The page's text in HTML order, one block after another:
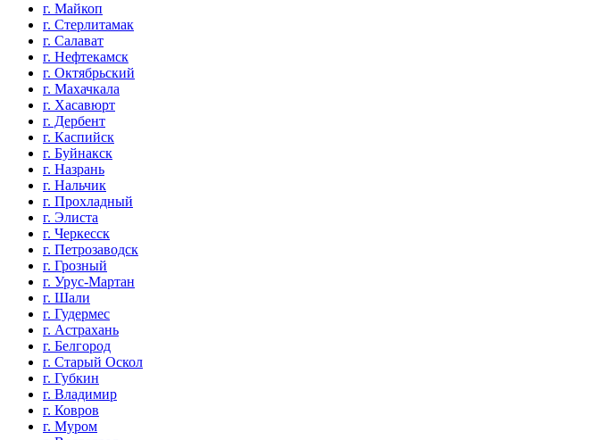
г. Майкоп
г. Стерлитамак
г. Салават
г. Нефтекамск
г. Октябрьский
г. Махачкала
г. Хасавюрт
г. Дербент
г. Каспийск
г. Буйнакск
г. Назрань
г. Нальчик
г. Прохладный
г. Элиста
г. Черкесск
г. Петрозаводск
г. Грозный
г. Урус-Мартан
г. Шали
г. Гудермес
г. Астрахань
г. Белгород
г. Старый Оскол
г. Губкин
г. Владимир
г. Ковров
г. Муром